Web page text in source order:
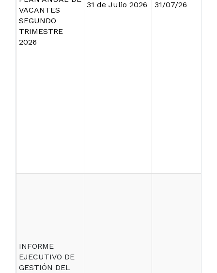
VACANTES
SEGUNDO
TRIMESTRE
2026
31 de Julio 2026 31/07/26
INFORME
EJECUTIVO DE
GESTIÓN DEL